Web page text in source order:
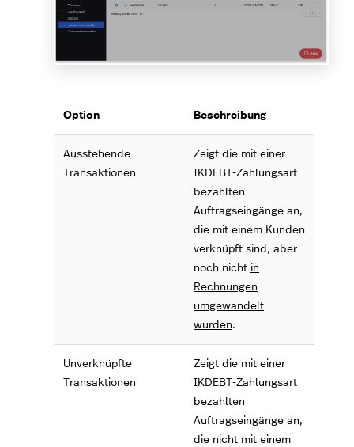
Option Beschreibung
Ausstehende
Transaktionen
Zeigt die mit einer
IKDEBT-Zahlungsart
bezahlten
Auftragseingänge an,
die mit einem Kunden
verknüpft sind, aber
noch nicht in
Rechnungen
umgewandelt
wurden.
Unverknüpfte
Transaktionen
Zeigt die mit einer
IKDEBT-Zahlungsart
bezahlten
Auftragseingänge an,
die nicht mit einem